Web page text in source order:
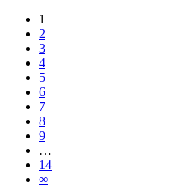
1
2
3
4
5
6
7
8
9
…
14
∞